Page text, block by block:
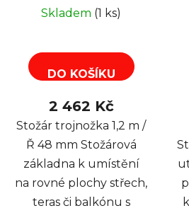
Skladem (1 ks)
DO KOŠÍKU
2 462 Kč
Stožár trojnožka 1,2 m /
Ř 48 mm Stožárová
základna k umístění
na rovné plochy střech,
teras či balkónu s